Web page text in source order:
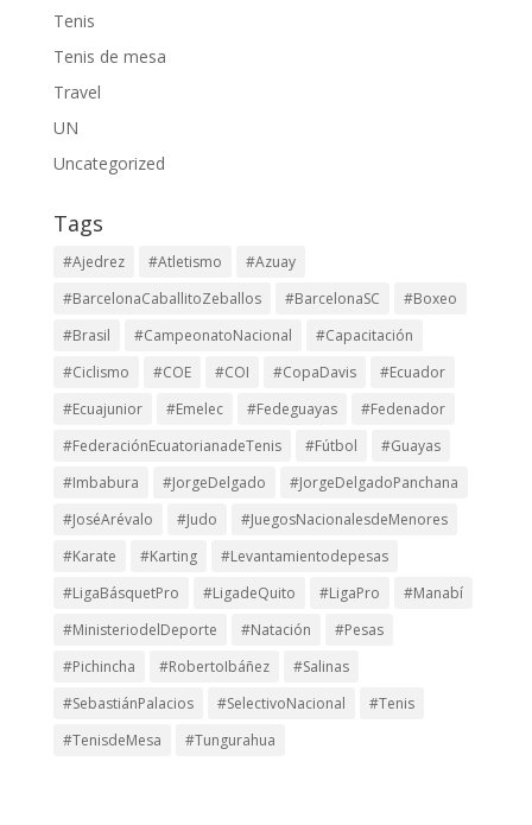
Tenis
Tenis de mesa
Travel
UN
Uncategorized
Tags
#Ajedrez #Atletismo
#Azuay
#BarcelonaCaballitoZeballos
#BarcelonaSC
#Boxeo
#Brasil
#CampeonatoNacional
#Capacitación
#Ciclismo
#COE #COI #CopaDavis
#Ecuador
#Ecuajunior
#Emelec #Fedeguayas
#Fedenador
#FederaciónEcuatorianadeTenis
#Fútbol
#Guayas
#Imbabura
#JorgeDelgado
#JorgeDelgadoPanchana
#JoséArévalo
#Judo
#JuegosNacionalesdeMenores
#Karate
#Karting
#Levantamientodepesas
#LigaBásquetPro
#LigadeQuito #LigaPro
#Manabí
#MinisteriodelDeporte
#Natación
#Pesas
#Pichincha
#RobertoIbáñez
#Salinas
#SebastiánPalacios
#SelectivoNacional
#Tenis
#TenisdeMesa
#Tungurahua